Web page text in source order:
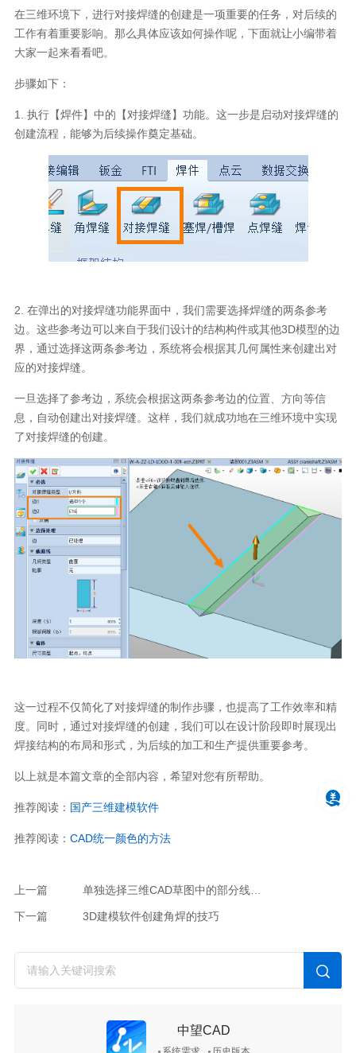
在三维环境下，进行对接焊缝的创建是一项重要的任务，对后续的
工作有着重要影响。那么具体应该如何操作呢，下面就让小编带着
大家一起来看看吧。
步骤如下：
1. 执行【焊件】中的【对接焊缝】功能。这一步是启动对接焊缝的
创建流程，能够为后续操作奠定基础。
2. 在弹出的对接焊缝功能界面中，我们需要选择焊缝的两条参考
边。这些参考边可以来自于我们设计的结构构件或其他3D模型的边
界，通过选择这两条参考边，系统将会根据其几何属性来创建出对
应的对接焊缝。
一旦选择了参考边，系统会根据这两条参考边的位置、方向等信
息，自动创建出对接焊缝。这样，我们就成功地在三维环境中实现
了对接焊缝的创建。
这一过程不仅简化了对接焊缝的制作步骤，也提高了工作效率和精
度。同时，通过对接焊缝的创建，我们可以在设计阶段即时展现出
焊接结构的布局和形式，为后续的加工和生产提供重要参考。
以上就是本篇文章的全部内容，希望对您有所帮助。
推荐阅读： 国产三维建模软件
推荐阅读： CAD统一颜色的方法
上一篇 单独选择三维CAD草图中的部分线段创建结构构件的技巧
下一篇 3D建模软件创建角焊的技巧
中望CAD